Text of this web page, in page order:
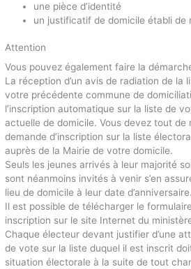
une pièce d’identité
un justificatif de domicile établi de
Attention
Vous pouvez également faire la
La réception d’un avis de radiation de la
votre précédente commune de
l’inscription automatique sur la liste de
actuelle de domicile. Vous devez tout de
demande d’inscription sur la liste
auprès de la Mairie de votre domicile.
Seuls les jeunes arrivés à leur majorité
sont néanmoins invités à venir s’en
lieu de domicile à leur date d’anniversaire.
Il est possible de télécharger le
inscription sur le site Internet du
Chaque électeur devant justifier d’une
de vote sur la liste duquel il est inscrit
situation électorale à la suite de tout